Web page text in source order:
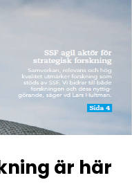
är här